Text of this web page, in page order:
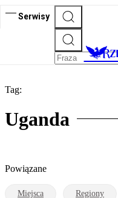
Serwisy
Tag:
Uganda
Powiązane
Miejsca Regiony